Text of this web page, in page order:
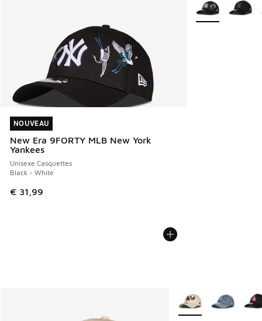
NOUVEAU
New Era 9FORTY MLB New York
Yankees
Unisexe Casquettes
Black - White
€ 31,99
NOUVEAU
Plus de couleurs
Plus de couleurs